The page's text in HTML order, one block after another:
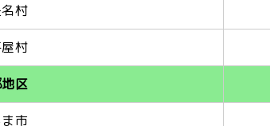
村
村
区
市